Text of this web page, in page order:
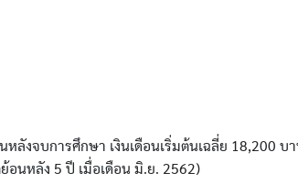
หลังจบการศึกษา เงินเดือนเริ่มต้นเฉลี่ย 18,200 บ
นหลัง 5 ปี เมื่อเดือน มิ.ย. 2562)